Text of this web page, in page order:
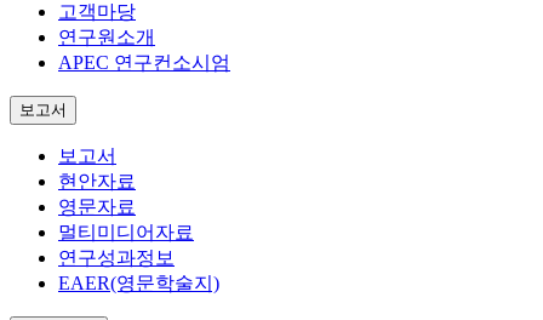
고객마당
연구원소개
APEC 연구컨소시엄
보고서
보고서
현안자료
영문자료
멀티미디어자료
연구성과정보
EAER(영문학술지)